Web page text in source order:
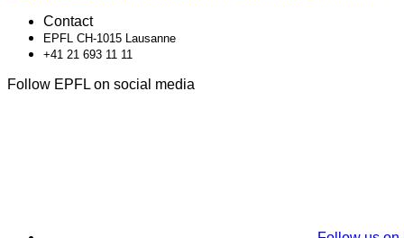
Contact
EPFL CH-1015 Lausanne
+41 21 693 11 11
Follow EPFL on social media